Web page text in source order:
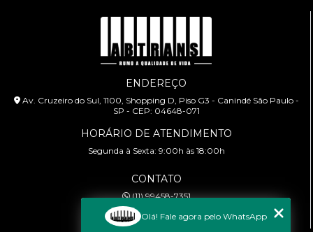
ENDEREÇO
Av. Cruzeiro do Sul, 1100, Shopping D, Piso G3 - Canindé São Paulo -
SP - CEP: 04648-071
HORÁRIO DE ATENDIMENTO
Segunda à Sexta: 9:00h às 18:00h
CONTATO
(11) 99458-7351
cursoabtrans@gmail.com
Olá! Fale agora pelo WhatsApp